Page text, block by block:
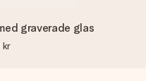
graverade glas
kr